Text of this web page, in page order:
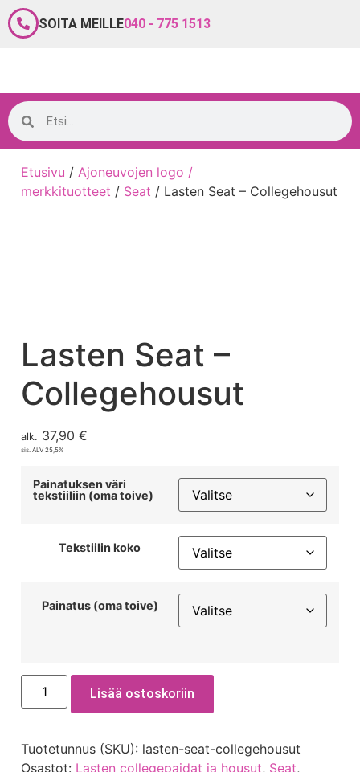
SOITA MEILLE040 - 775 1513
Etusivu / Ajoneuvojen logo /
merkkituotteet / Seat / Lasten Seat – Collegehousut
Lasten Seat –
Collegehousut
alk. 37,90 €
sis. ALV 25,5%
Painatuksen väri
tekstiiliin (oma toive)
Tekstiilin koko
Painatus (oma toive)
Lisää ostoskoriin
Tuotetunnus (SKU): lasten-seat-collegehousut
Osastot: Lasten collegepaidat ja housut, Seat,